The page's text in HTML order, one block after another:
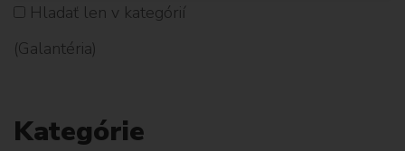
D
Hladať len v kategórií
(Galantéria)
Kategórie